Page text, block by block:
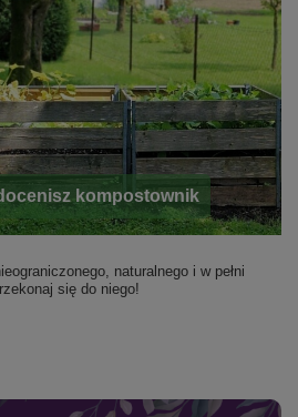
kompostownik
naturalnego i w pełni
się do niego!